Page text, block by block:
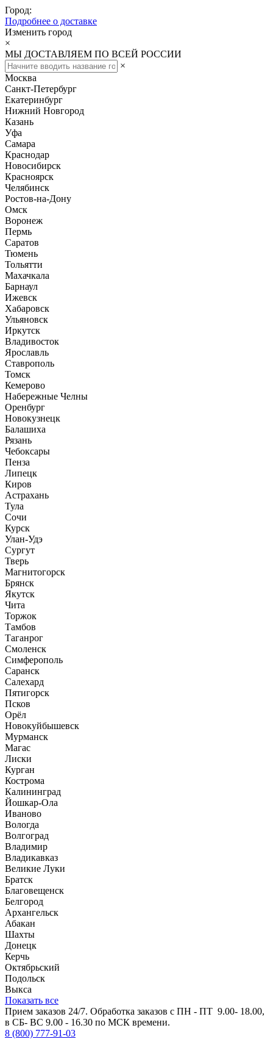
Город:
Подробнее о доставке
Изменить город
×
МЫ ДОСТАВЛЯЕМ ПО ВСЕЙ РОССИИ
×
Москва
Санкт-Петербург
Екатеринбург
Нижний Новгород
Казань
Уфа
Самара
Краснодар
Новосибирск
Красноярск
Челябинск
Ростов-на-Дону
Омск
Воронеж
Пермь
Саратов
Тюмень
Тольятти
Махачкала
Барнаул
Ижевск
Хабаровск
Ульяновск
Иркутск
Владивосток
Ярославль
Ставрополь
Томск
Кемерово
Набережные Челны
Оренбург
Новокузнецк
Балашиха
Рязань
Чебоксары
Пенза
Липецк
Киров
Астрахань
Тула
Сочи
Курск
Улан-Удэ
Сургут
Тверь
Магнитогорск
Брянск
Якутск
Чита
Торжок
Тамбов
Таганрог
Смоленск
Симферополь
Саранск
Салехард
Пятигорск
Псков
Орёл
Новокуйбышевск
Мурманск
Магас
Лиски
Курган
Кострома
Калининград
Йошкар-Ола
Иваново
Вологда
Волгоград
Владимир
Владикавказ
Великие Луки
Братск
Благовещенск
Белгород
Архангельск
Абакан
Шахты
Донецк
Керчь
Октябрьский
Подольск
Выкса
Показать все
Прием заказов 24/7. Обработка заказов с ПН - ПТ 9.00- 18.00,
в СБ- ВС 9.00 - 16.30 по МСК времени.
8 (800) 777-91-03